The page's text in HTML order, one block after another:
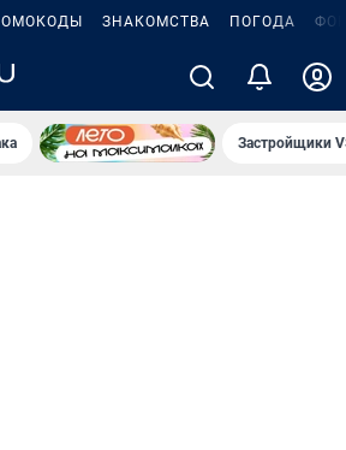
ЗНАКОМСТВА ПОГОДА
Застройщики